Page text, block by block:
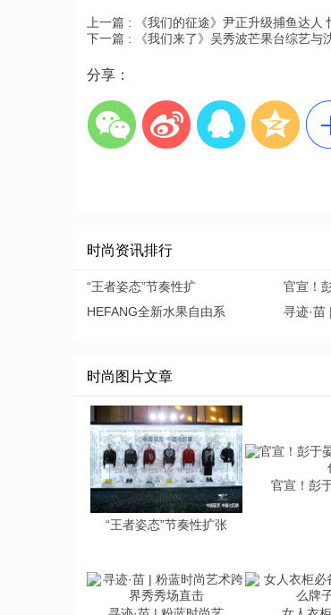
上一篇 : 《我们的征途》尹正升级捕鱼达人
下一篇 : 《我们来了》吴秀波芒果台综艺与
分享：
时尚资讯排行
“王者姿态”节奏性扩 官宣！
HEFANG全新水果自由系
寻迹·苗
时尚图片文章
“王者姿态”节奏性扩张
官宣！彭